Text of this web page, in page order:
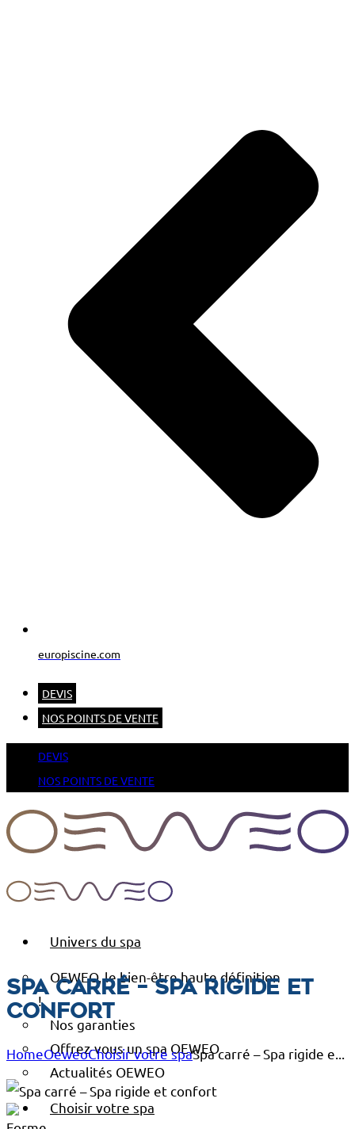
europiscine.com
DEVIS
NOS POINTS DE VENTE
DEVIS
NOS POINTS DE VENTE
Univers du spa
OEWEO, le bien-être haute définition
!
Nos garanties
Offrez-vous un spa OEWEO
Actualités OEWEO
Choisir votre spa
Spa carré – Spa rigide et
confort
HomeOeweoChoisir votre spaSpa carré – Spa rigide e...